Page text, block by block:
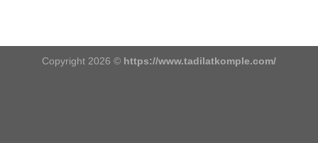
Copyright 2026 © https://www.tadilatkomple.com/